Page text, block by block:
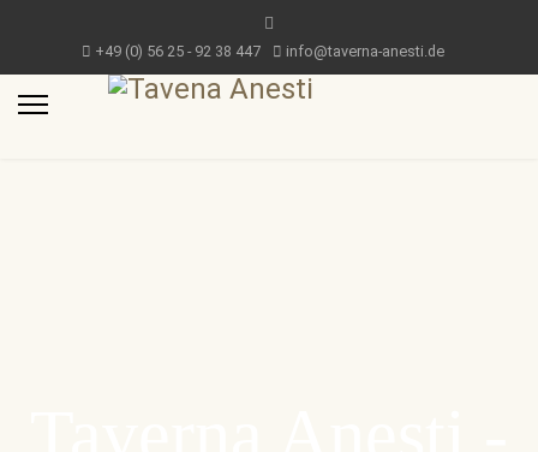
+49 (0) 56 25 - 92 38 447 info@taverna-anesti.de